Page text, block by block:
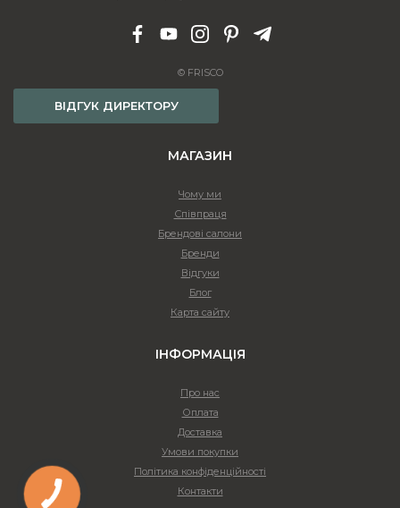
© FRISCO
ВІДГУК ДИРЕКТОРУ
МАГАЗИН
Чому ми
Співпраця
Брендові салони
Бренди
Відгуки
Блог
Карта сайту
ІНФОРМАЦІЯ
Про нас
Оплата
Доставка
Умови покупки
Політика конфіденційності
Контакти